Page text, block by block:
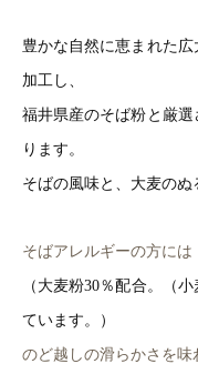
豊かな自然に恵まれた
加工し、
福井県産のそば粉と厳
ります。
そばの風味と、大麦の
そばアレルギーの方には
（大麦粉30％ 配合。（小
ています。）
のど越しの滑らかさを味